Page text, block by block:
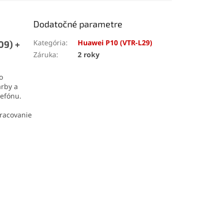
manipuláciu.
+
a
Dodatočné parametre
Kategória:
Huawei P10 (VTR-L29)
Záruka: 2 roky